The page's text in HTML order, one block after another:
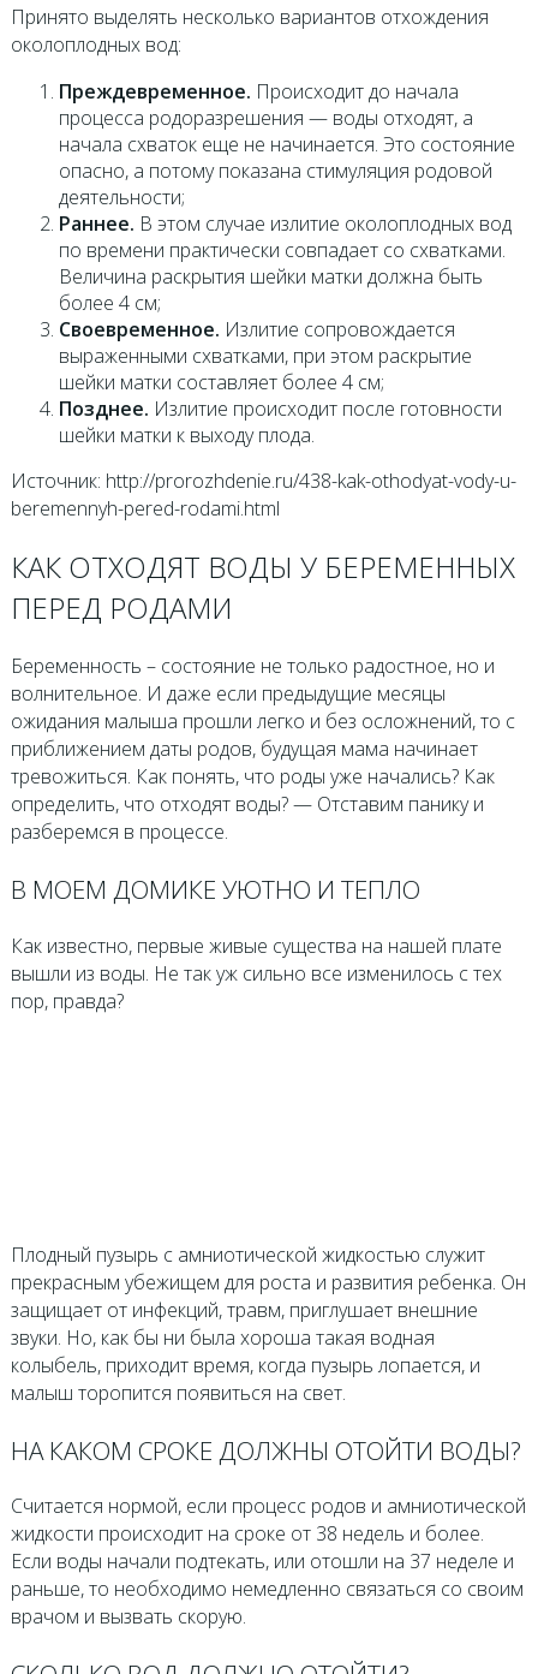
Принято выделять несколько вариантов отхождения
околоплодных вод:
Преждевременное. Происходит до начала
процесса родоразрешения — воды отходят, а
начала схваток еще не начинается. Это состояние
опасно, а потому показана стимуляция родовой
деятельности;
Раннее. В этом случае излитие околоплодных вод
по времени практически совпадает со схватками.
Величина раскрытия шейки матки должна быть
более 4 см;
Своевременное. Излитие сопровождается
выраженными схватками, при этом раскрытие
шейки матки составляет более 4 см;
Позднее. Излитие происходит после готовности
шейки матки к выходу плода.
Источник: http://prorozhdenie.ru/438-kak-othodyat-vody-u-
beremennyh-pered-rodami.html
КАК ОТХОДЯТ ВОДЫ У БЕРЕМЕННЫХ
ПЕРЕД РОДАМИ
Беременность – состояние не только радостное, но и
волнительное. И даже если предыдущие месяцы
ожидания малыша прошли легко и без осложнений, то с
приближением даты родов, будущая мама начинает
тревожиться. Как понять, что роды уже начались? Как
определить, что отходят воды? — Отставим панику и
разберемся в процессе.
В МОЕМ ДОМИКЕ УЮТНО И ТЕПЛО
Как известно, первые живые существа на нашей плате
вышли из воды. Не так уж сильно все изменилось с тех
пор, правда?
Плодный пузырь с амниотической жидкостью служит
прекрасным убежищем для роста и развития ребенка. Он
защищает от инфекций, травм, приглушает внешние
звуки. Но, как бы ни была хороша такая водная
колыбель, приходит время, когда пузырь лопается, и
малыш торопится появиться на свет.
НА КАКОМ СРОКЕ ДОЛЖНЫ ОТОЙТИ ВОДЫ?
Считается нормой, если процесс родов и амниотической
жидкости происходит на сроке от 38 недель и более.
Если воды начали подтекать, или отошли на 37 неделе и
раньше, то необходимо немедленно связаться со своим
врачом и вызвать скорую.